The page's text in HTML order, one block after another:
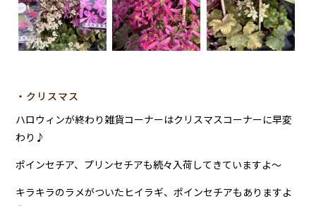
・クリスマス
ハロウィンが終わり雑貨コーナーはクリスマスコーナーに早変
わり♪
ポインセチア、プリンセチアも続々入荷してきていますよ～
キラキラのラメがついたヒイラギ、ポインセチアもありますよ